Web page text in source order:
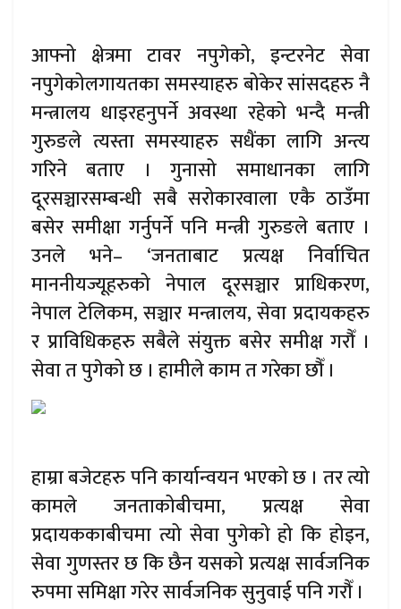
आफ्नो क्षेत्रमा टावर नपुगेको, इन्टरनेट सेवा
नपुगेकोलगायतका समस्याहरु बोकेर सांसदहरु नै
मन्त्रालय धाइरहनुपर्ने अवस्था रहेको भन्दै मन्त्री
गुरुङले त्यस्ता समस्याहरु सधैंका लागि अन्त्य
गरिने बताए । गुनासो समाधानका लागि
दूरसञ्चारसम्बन्धी सबै सरोकारवाला एकै ठाउँमा
बसेर समीक्षा गर्नुपर्ने पनि मन्त्री गुरुङले बताए ।
उनले भने– ‘जनताबाट प्रत्यक्ष निर्वाचित
माननीयज्यूहरुको नेपाल दूरसञ्चार प्राधिकरण,
नेपाल टेलिकम, सञ्चार मन्त्रालय, सेवा प्रदायकहरु
र प्राविधिकहरु सबैले संयुक्त बसेर समीक्ष गरौँ ।
सेवा त पुगेको छ । हामीले काम त गरेका छौँ ।
हाम्रा बजेटहरु पनि कार्यान्वयन भएको छ । तर त्यो
कामले जनताकोबीचमा, प्रत्यक्ष सेवा
प्रदायककाबीचमा त्यो सेवा पुगेको हो कि होइन,
सेवा गुणस्तर छ कि छैन यसको प्रत्यक्ष सार्वजनिक
रुपमा समिक्षा गरेर सार्वजनिक सुनुवाई पनि गरौँ ।